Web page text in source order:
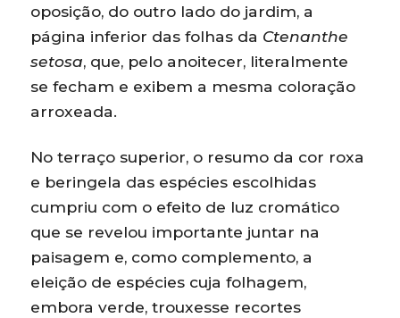
oposição, do outro lado do jardim, a
página inferior das folhas da Ctenanthe
setosa, que, pelo anoitecer, literalmente
se fecham e exibem a mesma coloração
arroxeada.
No terraço superior, o resumo da cor roxa
e beringela das espécies escolhidas
cumpriu com o efeito de luz cromático
que se revelou importante juntar na
paisagem e, como complemento, a
eleição de espécies cuja folhagem,
embora verde, trouxesse recortes